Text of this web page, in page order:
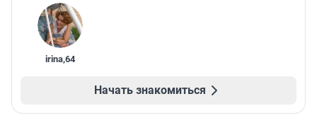
irina,64
Начать знакомиться